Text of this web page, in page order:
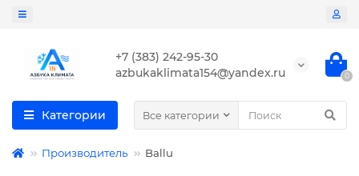
+7 (383) 242-95-30
azbukaklimata154@yandex.ru
0
Категории Все категории
Производитель Ballu